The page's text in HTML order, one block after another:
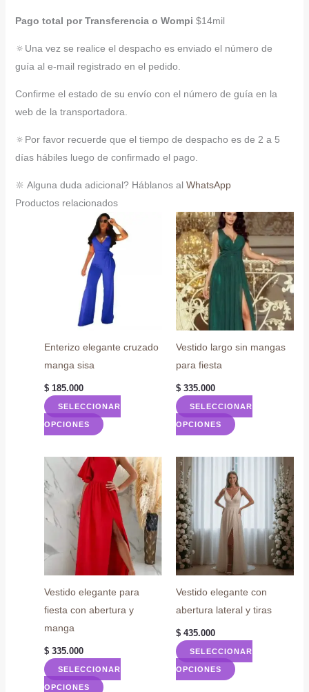
Pago total por Transferencia o Wompi $14mil
🔅Una vez se realice el despacho es enviado el número de
guía al e-mail registrado en el pedido.
Confirme el estado de su envío con el número de guía en la
web de la transportadora.
🔅Por favor recuerde que el tiempo de despacho es de 2 a 5
días hábiles luego de confirmado el pago.
🔆 Alguna duda adicional? Háblanos al WhatsApp
Productos relacionados
Enterizo elegante cruzado
manga sisa
$185.000
SELECCIONAR
OPCIONES
Este
tiene
múltiples
variantes.
opciones
se
pueden
de
producto
Vestido largo sin mangas
para fiesta
$ 335.000
SELECCIONAR
OPCIONES
Este
tiene
múltiples
variantes.
Las
opciones
se
pueden
página
de
producto
Vestido elegante para
fiesta con abertura y
manga
$335.000
SELECCIONAR
OPCIONES
Este
Vestido elegante con
abertura lateral y tiras
$ 435.000
SELECCIONAR
OPCIONES
Este